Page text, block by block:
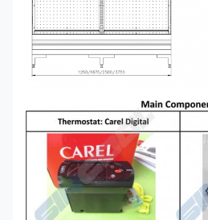
Unità di condensazione a distanza